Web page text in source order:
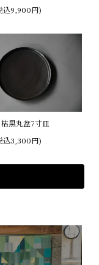
込9,900円)
黒丸盆7寸皿
込3,300円)